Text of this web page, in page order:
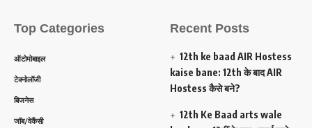
Top Categories
ऑटोमोबाइल
टेक्नोलॉजी
बिजनेस
जॉब/वेकैंसी
Recent Posts
12th ke baad AIR Hostess
kaise bane: 12th के बाद AIR
Hostess कैसे बने?
12th Ke Baad arts wale